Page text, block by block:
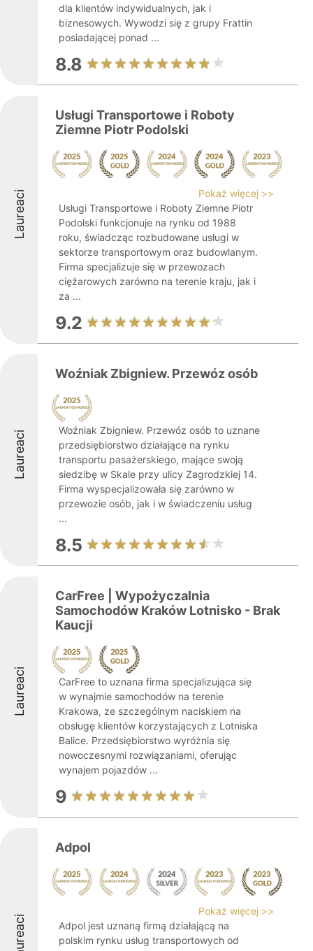
dla klientów indywidualnych, jak i
biznesowych. Wywodzi się z grupy Frattin
posiadającej ponad ...
8.8
Laureaci
Usługi Transportowe i Roboty
Ziemne Piotr Podolski
Pokaż więcej >>
Usługi Transportowe i Roboty Ziemne Piotr
Podolski funkcjonuje na rynku od 1988
roku, świadcząc rozbudowane usługi w
sektorze transportowym oraz budowlanym.
Firma specjalizuje się w przewozach
ciężarowych zarówno na terenie kraju, jak i
za ...
9.2
Laureaci
Woźniak Zbigniew. Przewóz osób
Woźniak Zbigniew. Przewóz osób to uznane
przedsiębiorstwo działające na rynku
transportu pasażerskiego, mające swoją
siedzibę w Skale przy ulicy Zagrodzkiej 14.
Firma wyspecjalizowała się zarówno w
przewozie osób, jak i w świadczeniu usług
...
8.5
Laureaci
CarFree | Wypożyczalnia
Samochodów Kraków Lotnisko - Brak
Kaucji
CarFree to uznana firma specjalizująca się
w wynajmie samochodów na terenie
Krakowa, ze szczególnym naciskiem na
obsługę klientów korzystających z Lotniska
Balice. Przedsiębiorstwo wyróżnia się
nowoczesnymi rozwiązaniami, oferując
wynajem pojazdów ...
9
Laureaci
Adpol
Pokaż więcej >>
Adpol jest uznaną firmą działającą na
polskim rynku usług transportowych od